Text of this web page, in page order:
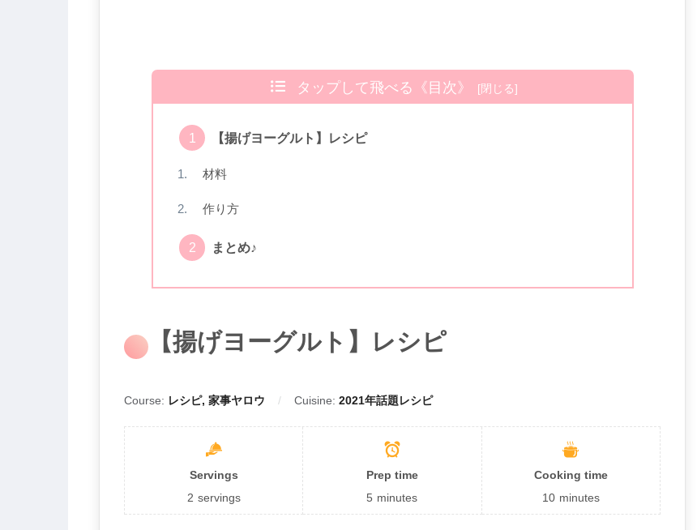
タップして飛べる《目次》
【揚げヨーグルト】レシピ
材料
作り方
まとめ♪
【揚げヨーグルト】レシピ
Course: レシピ, 家事ヤロウ Cuisine: 2021年話題レシピ
Servings
2 servings
Prep time
5 minutes
Cooking time
10 minutes